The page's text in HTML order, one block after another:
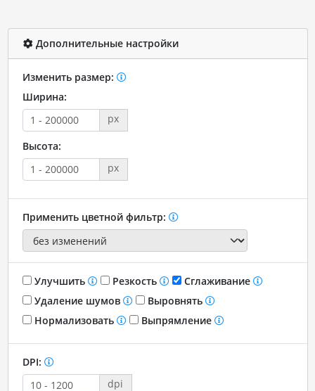
Дополнительные настройки
Изменить размер:
Ширина:
px
Высота:
px
Применить цветной фильтр:
Улучшить Резкость
Сглаживание
Удаление шумов
Выровнять
Нормализовать
Выпрямление
DPI:
dpi